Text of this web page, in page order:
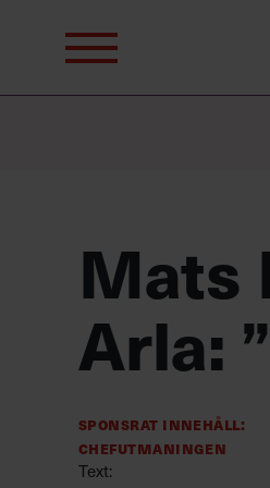
efter:
Mats
Arla:
Sponsrat innehåll:
Chefutmaningen
Text: